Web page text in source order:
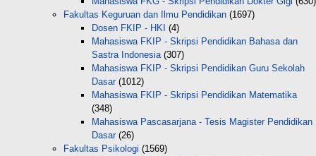
Fakultas Keguruan dan Ilmu Pendidikan (1697)
Dosen FKIP - HKI (4)
Mahasiswa FKIP - Skripsi Pendidikan Bahasa dan
Sastra Indonesia(307)
Mahasiswa FKIP - Skripsi Pendidikan Guru Sekolah
Dasar(1012)
Mahasiswa FKIP - Skripsi Pendidikan Matematika
(348)
Mahasiswa Pascasarjana - Tesis Magister Pendidikan
Dasar(26)
Fakultas Psikologi (1569)